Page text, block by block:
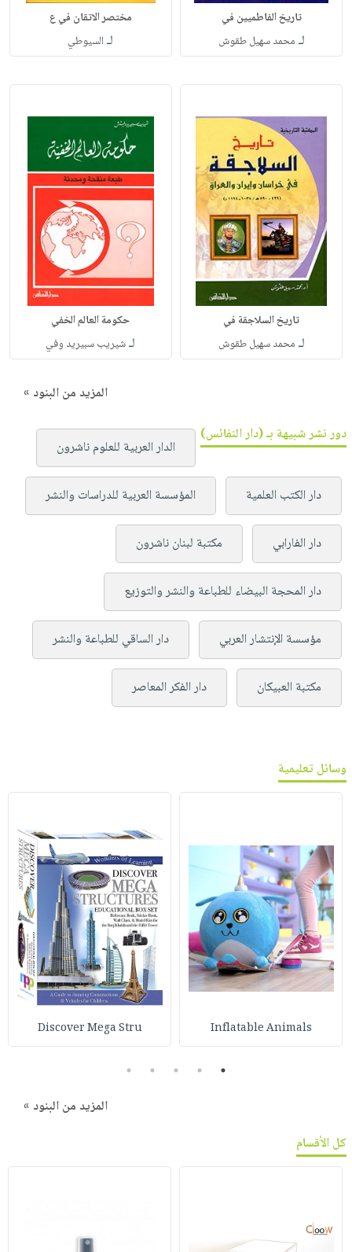
تاريخ الفاطميين في
لـ محمد سهيل طقوش
مختصر الاتقان في ع
لـ السيوطي
تاريخ السلاجقة في
لـ محمد سهيل طقوش
حكومة العالم الخفي
لـشيريب سبيريد وفي
المزيد من البنود »
دور نشر شبيهة بـ (دار النفائس)
الدار العربية للعلوم ناشرون
دار الكتب العلمية المؤسسة العربية للدراسات والنشر
دار الفارابي مكتبة لبنان ناشرون
دار المحجة البيضاء للطباعة والنشر والتوزيع
مؤسسة الإنتشار العربي دار الساقي للطباعة والنشر
مكتبة العبيكان دار الفكر المعاصر
وسائل تعليمية
Inflatable Animals
Discover Mega Stru
1
2
3
4
5
المزيد من البنود »
كل الأقسام